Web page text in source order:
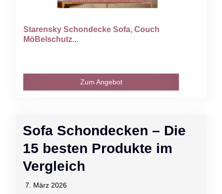
Sofa Schondecken – Die
15 besten Produkte im
Vergleich
7. März 2026
Starensky Schondecke Sofa, Couch
MöBelschutz...
Zum Angebot